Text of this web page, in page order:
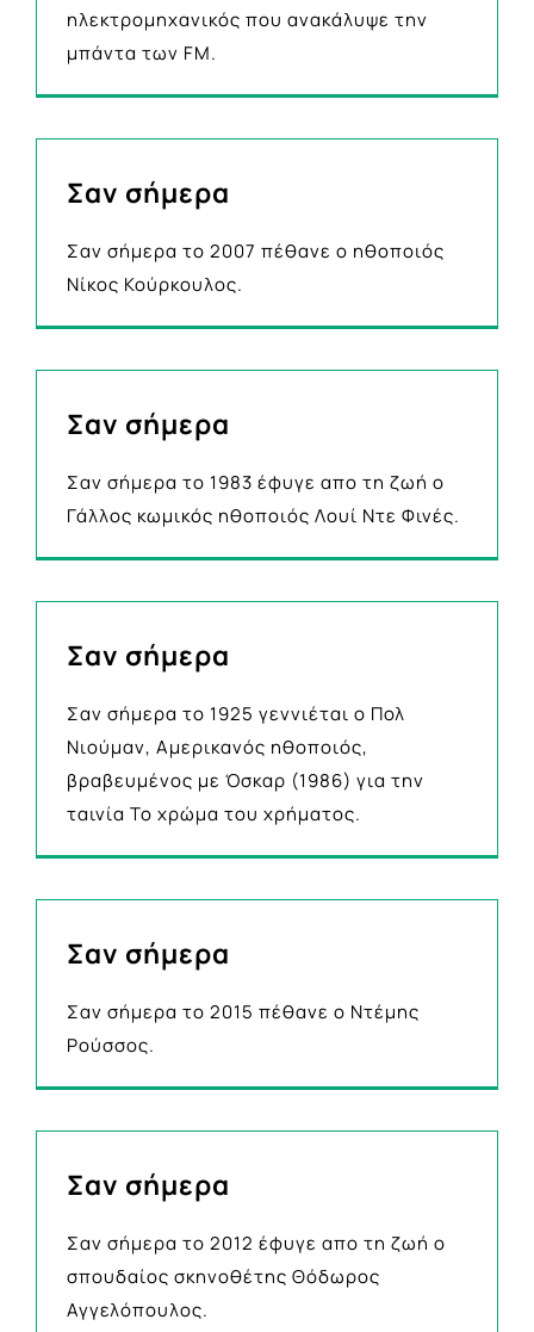
ηλεκτρομηχανικός που ανακάλυψε την
μπάντα των FM.
Σαν σήμερα
Σαν σήμερα το 2007 πέθανε ο ηθοποιός
Νίκος Κούρκουλος.
Σαν σήμερα
Σαν σήμερα το 1983 έφυγε απο τη ζωή ο
Γάλλος κωμικός ηθοποιός Λουί Ντε Φινές.
Σαν σήμερα
Σαν σήμερα το 1925 γεννιέται ο Πολ
Νιούμαν, Αμερικανός ηθοποιός,
βραβευμένος με Όσκαρ (1986) για την
ταινία Το χρώμα του χρήματος.
Σαν σήμερα
Σαν σήμερα το 2015 πέθανε ο Ντέμης
Ρούσσος.
Σαν σήμερα
Σαν σήμερα το 2012 έφυγε απο τη ζωή ο
σπουδαίος σκηνοθέτης Θόδωρος
Αγγελόπουλος.